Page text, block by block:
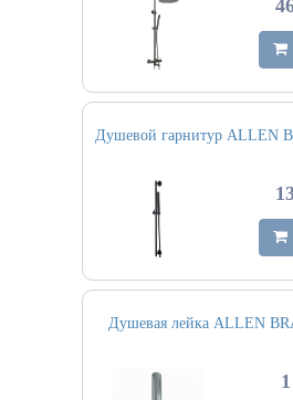
Душевой гарнитур ALLEN
Душевая лейка ALLEN